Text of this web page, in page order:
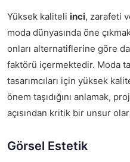
Yüksek kaliteli inci, zarafeti
moda dünyasında öne
onları alternatiflerine göre
faktörü içermektedir. Moda
tasarımcıları için yüksek
önem taşıdığını anlamak,
açısından kritik bir unsur
Görsel Estetik